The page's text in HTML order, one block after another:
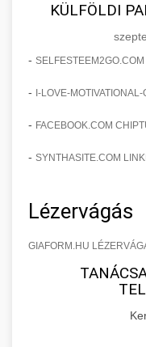
KÜLFÖLDI
-
- I-LOVE-
- FACEBOOK.COM
- SYNTHASITE.COM
Lézervágás
GIAFORM.HU